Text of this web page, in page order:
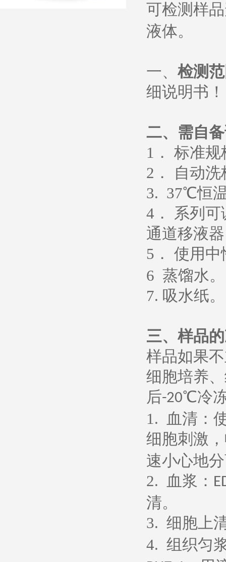
可检测样
液体。
一、 检测
细说明书 ！
二、需自
1 ． 标准
2 ． 自动
3. 37℃恒
4 ． 系列
通道移液
5 ． 使用中
6 蒸馏水。
7. 吸水纸。
三、样品
样品如果
细胞培养
后-20℃冷
1.
血清：
细胞刺激
速小心地
2.
血浆：
清。
3. 细胞上
4. 组织匀